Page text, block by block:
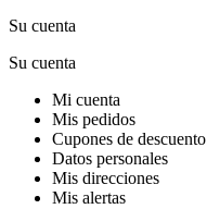
Su cuenta
Su cuenta
Mi cuenta
Mis pedidos
Cupones de descuento
Datos personales
Mis direcciones
Mis alertas